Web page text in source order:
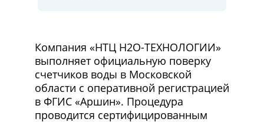
Компания «НТЦ Н2О-ТЕХНОЛОГИИ»
выполняет официальную поверку
счетчиков воды в Московской
области с оперативной регистрацией
в ФГИС «Аршин». Процедура
проводится сертифицированным